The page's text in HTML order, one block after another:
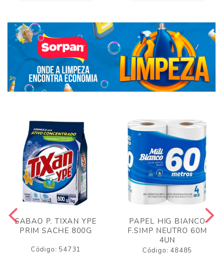
SABAO P. TIXAN YPE
PRIM SACHE 800G
Código: 54731
PAPEL HIG BIANCO
F.SIMP NEUTRO 60M
4UN
Código: 48485